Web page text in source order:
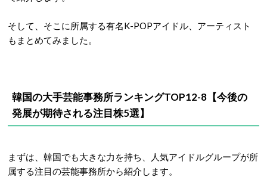
そして、そこに所属する有名K-POPアイドル、アーティスト
もまとめてみました。
韓国の大手芸能事務所ランキングTOP12-8【今後の
発展が期待される注目株5選】
まずは、韓国でも大きな力を持ち、人気アイドルグループが所
属する注目の芸能事務所から紹介します。